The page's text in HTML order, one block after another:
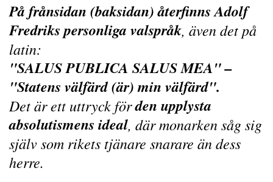
På frånsidan (baksidan) återfinns Adolf
Fredriks personliga valspråk, även det på
latin:
"SALUS PUBLICA SALUS MEA" –
"Statens välfärd (är) min välfärd".
Det är ett uttryck förden upplysta
absolutismens ideal, där monarken såg sig
själv som rikets tjänare snarare än dess
herre.